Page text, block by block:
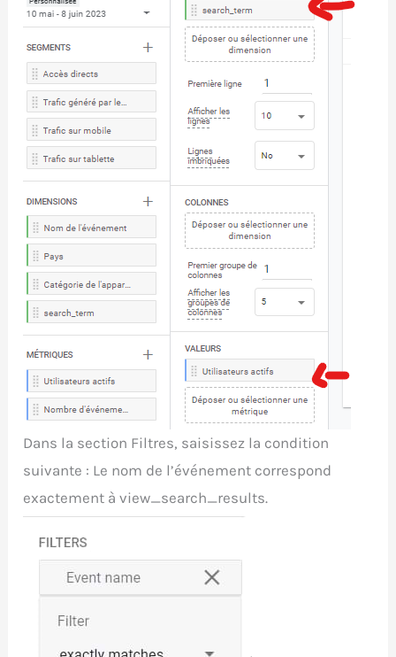
Dans la section Filtres, saisissez la condition
suivante : Le nom de l’événement correspond
exactement à view_search_results.